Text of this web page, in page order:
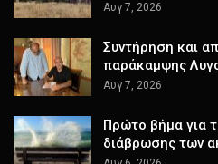
Αυγ 7, 2026
Συντήρηση και
παράκαμψης
Αυγ 7, 2026
Πρώτο βήμα για
διάβρωσης των